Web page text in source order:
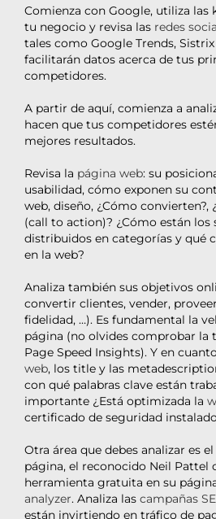
Comienza con Google, utiliza las
tu negocio y revisa las redes
tales como Google Trends,
facilitarán datos acerca de tus
competidores.
A partir de aquí, comienza a
hacen que tus competidores
mejores resultados.
Revisa la página web: su
usabilidad, cómo exponen su
web, diseño, ¿Cómo convierten?,
(call to action)? ¿Cómo están
distribuidos en categorías y qué
en la web?
Analiza también sus objetivos
convertir clientes, vender,
fidelidad, …). Es fundamental la
página (no olvides comprobar la
Page Speed Insights). Y en
web, los title y las
con qué palabras clave están
importante ¿Está optimizada la
certificado de seguridad
Otra área que debes analizar es el
página, el reconocido Neil Pattel
herramienta gratuita en su
analyzer. Analiza las campañas
están invirtiendo en tráfico de